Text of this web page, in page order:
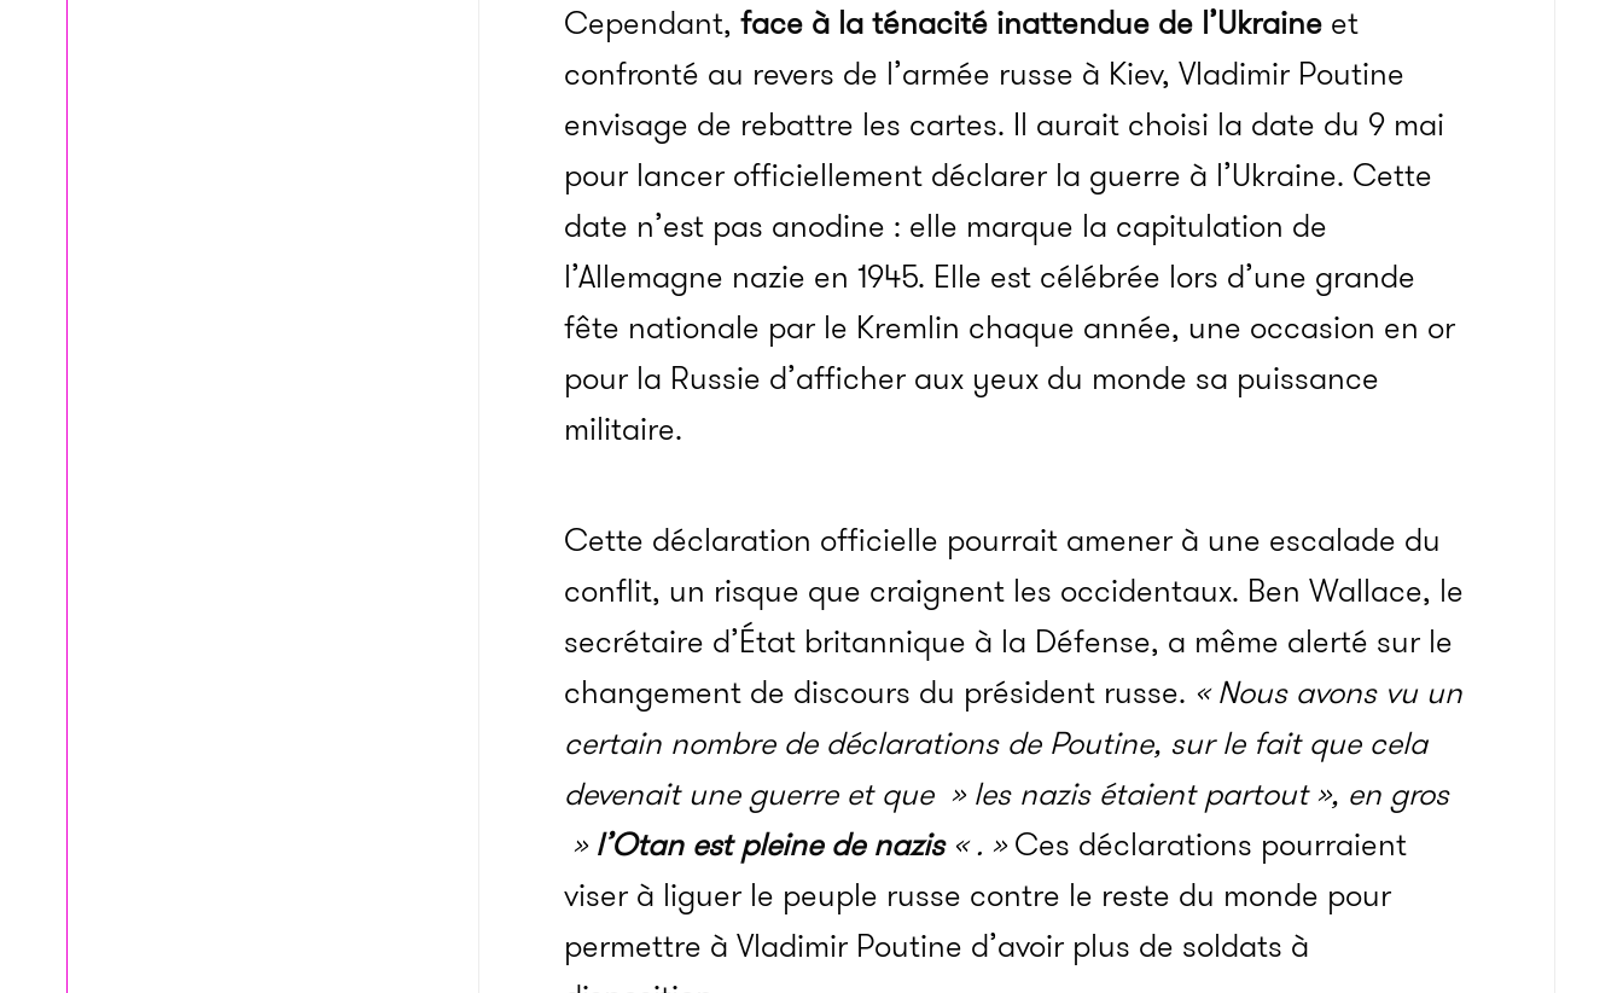
Cependant, face à la ténacité inattendue de l’Ukraine et
confronté au revers de l’armée russe à Kiev, Vladimir Poutine
envisage de rebattre les cartes. Il aurait choisi la date du 9 mai
pour lancer officiellement déclarer la guerre à l’Ukraine. Cette
date n’est pas anodine : elle marque la capitulation de
l’Allemagne nazie en 1945. Elle est célébrée lors d’une grande
fête nationale par le Kremlin chaque année, une occasion en or
pour la Russie d’afficher aux yeux du monde sa puissance
militaire.
Cette déclaration officielle pourrait amener à une escalade du
conflit, un risque que craignent les occidentaux. Ben Wallace, le
secrétaire d’État britannique à la Défense, a même alerté sur le
changement de discours du président russe. « Nous avons vu un
certain nombre de déclarations de Poutine, sur le fait que cela
devenait une guerre et que » les nazis étaient partout », en gros
»l’Otan est pleine de nazis« . »Ces déclarations pourraient
viser à liguer le peuple russe contre le reste du monde pour
permettre à Vladimir Poutine d’avoir plus de soldats à